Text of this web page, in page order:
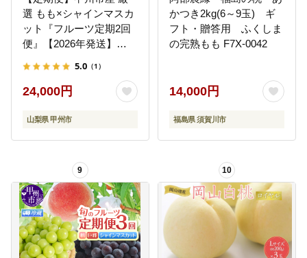
選 もも×シャインマスカ
ット『フルーツ定期2回
便』【2026年発送】
5.0 （1）
24,000円
山梨県 甲州市
かつき2kg(6～9玉) ギ
フト・贈答用 ふくしま
の完熟もも F7X-0042
14,000円
福島県 須賀川市
9 10